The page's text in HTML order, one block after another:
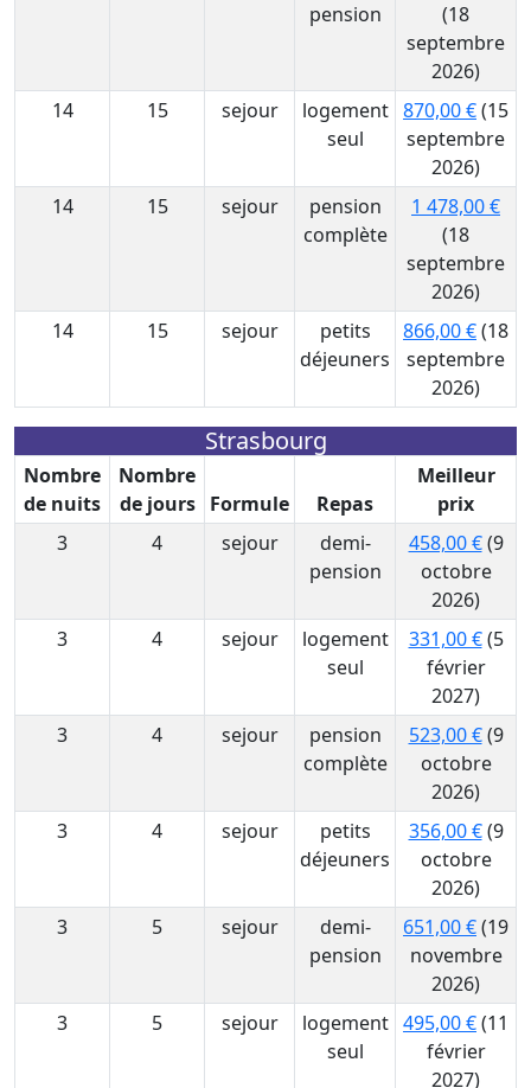
pension
(18
septembre
2026)
14
15 sejour
logement
seul
870,00 €(15
septembre
2026)
14
15 sejour
pension
complète
1 478,00 €
(18
septembre
2026)
14
15 sejour
petits
déjeuners
866,00 €(18
septembre
2026)
Strasbourg
Nombre
de nuits
Nombre
de jours
Formule Repas
Meilleur
prix
3
4 sejour
demi-
pension
458,00 €(9
octobre
2026)
3
4 sejour
logement
seul
331,00 €(5
février
2027)
3
4 sejour
pension
complète
523,00 €(9
octobre
2026)
3
4 sejour
petits
déjeuners
356,00 €(9
octobre
2026)
3
5 sejour
demi-
pension
651,00 €(19
novembre
2026)
3
5 sejour
logement
seul
495,00 €(11
février
2027)